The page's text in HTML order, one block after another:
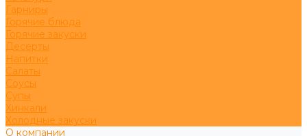
Гарниры
Горячие блюда
Горячие закуски
Десерты
Напитки
Салаты
Соусы
Супы
Хинкали
Холодные закуски
О компании